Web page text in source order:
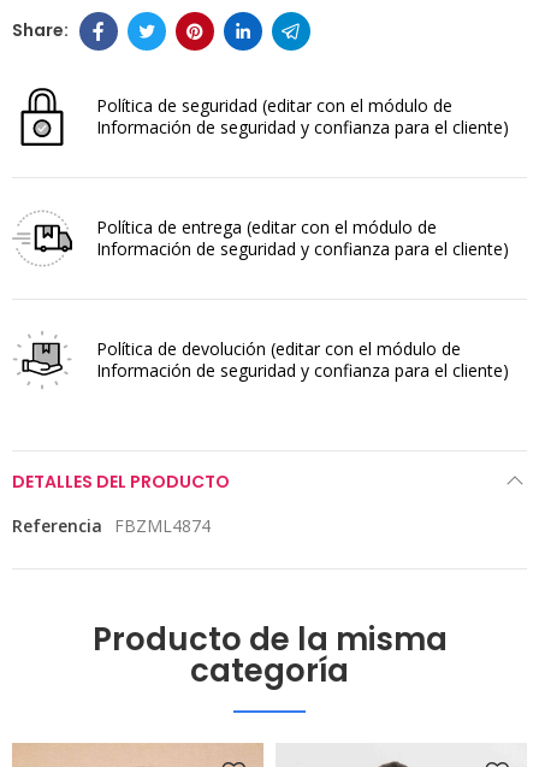
Política de seguridad (editar con el módulo de
Información de seguridad y confianza para el cliente)
Política de entrega (editar con el módulo de
Información de seguridad y confianza para el cliente)
Política de devolución (editar con el módulo de
Información de seguridad y confianza para el cliente)
DETALLES DEL PRODUCTO
Referencia FBZML4874
Producto de la misma
categoría